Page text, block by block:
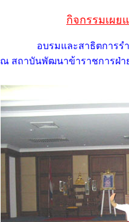
กิจกรรมเผย
อบรมและสาธิตการร
ณ สถาบันพัฒนาข้าราชการฝ่า